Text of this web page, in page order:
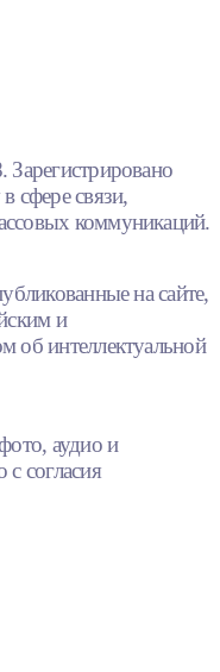
сфере связи,
коммуникаций.
на сайте,
и
об интеллектуальной
аудио и
согласия